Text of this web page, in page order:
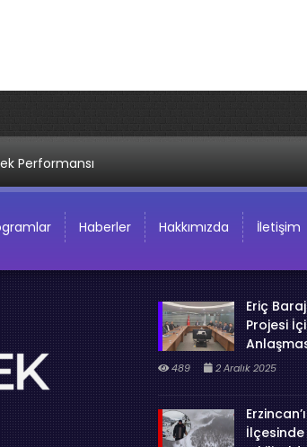
Performansı
Haberler Hakkımızda İletişim
Eriç
Projesi
489 2 Aralık 2025
İlçesinde